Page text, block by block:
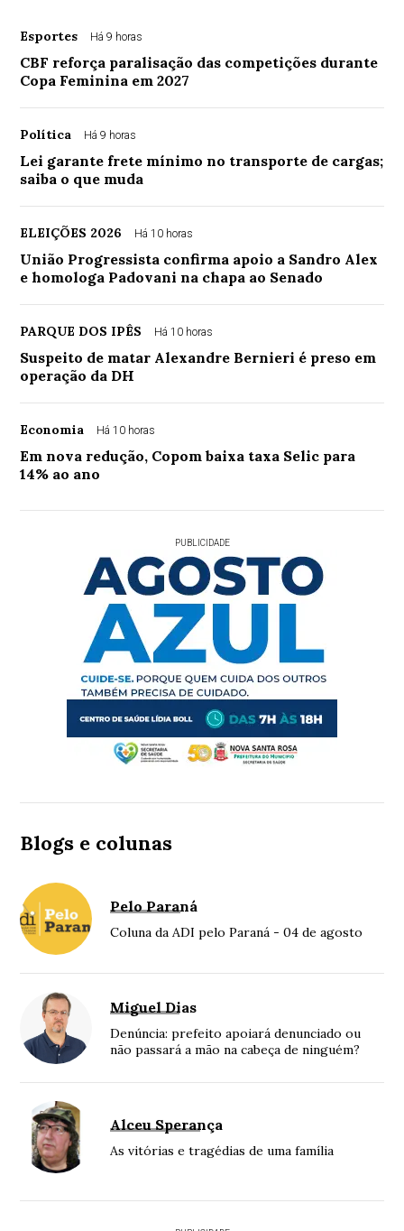
Esportes Há 9 horas
CBF reforça paralisação das competições durante
Copa Feminina em 2027
Política Há 9 horas
Lei garante frete mínimo no transporte de cargas;
saiba o que muda
ELEIÇÕES 2026 Há 10 horas
União Progressista confirma apoio a Sandro Alex
e homologa Padovani na chapa ao Senado
PARQUE DOS IPÊS Há 10 horas
Suspeito de matar Alexandre Bernieri é preso em
operação da DH
Economia Há 10 horas
Em nova redução, Copom baixa taxa Selic para
14% ao ano
PUBLICIDADE
Blogs e colunas
Pelo Paraná
Coluna da ADI pelo Paraná - 04 de agosto
Miguel Dias
Denúncia: prefeito apoiará denunciado ou
não passará a mão na cabeça de ninguém?
Alceu Sperança
As vitórias e tragédias de uma família